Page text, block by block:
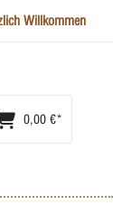
Willkommen
0,00 €*